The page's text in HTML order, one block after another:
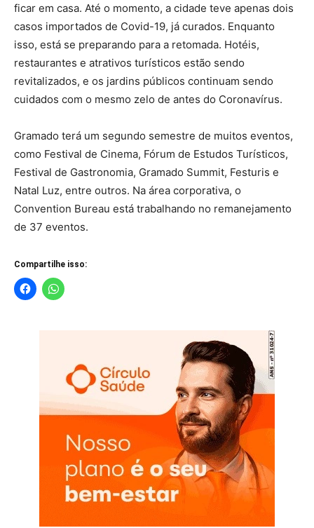
ficar em casa. Até o momento, a cidade teve apenas dois
casos importados de Covid-19, já curados. Enquanto
isso, está se preparando para a retomada. Hotéis,
restaurantes e atrativos turísticos estão sendo
revitalizados, e os jardins públicos continuam sendo
cuidados com o mesmo zelo de antes do Coronavírus.
Gramado terá um segundo semestre de muitos eventos,
como Festival de Cinema, Fórum de Estudos Turísticos,
Festival de Gastronomia, Gramado Summit, Festuris e
Natal Luz, entre outros. Na área corporativa, o
Convention Bureau está trabalhando no remanejamento
de 37 eventos.
Compartilhe isso: